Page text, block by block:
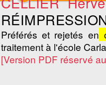
Préférés et rejetés en
traitement à l'école
[Version PDF réservé